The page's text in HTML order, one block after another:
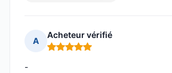
A
Acheteur vérifié
Hinweis: 5 von 5
-